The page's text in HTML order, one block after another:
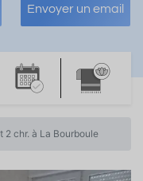
Envoyer un email
2 chr. à La Bourboule